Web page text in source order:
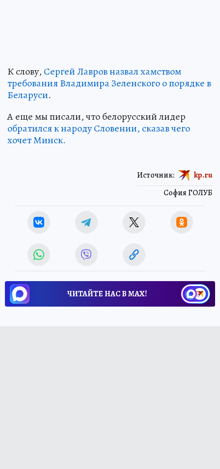
К слову, Сергей Лавров назвал хамством
требования Владимира Зеленского о порядке в
Беларуси.
А еще мы писали, что белорусский лидер
обратился к народу Словении, сказав чего
хочет Минск.
София ГОЛУБ
Источник: kp.ru
ЧИТАЙТЕ НАС В МАХ!